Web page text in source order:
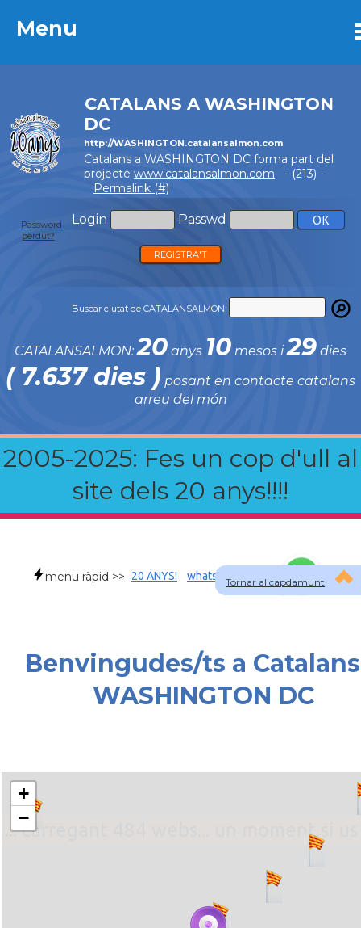
Menu
CATALANS A WASHINGTON
DC
http://WASHINGTON.catalansalmon.com
Catalans a WASHINGTON DC forma part del
projecte www.catalansalmon.com - (213) -
Permalink (#)
Login Passwd
Password
perdut?
REGISTRA'T
Buscar ciutat de CATALANSALMON:
CATALANSALMON:20 anys 10 mesos i29 dies
( 7.637 dies ) posant en contacte catalans
arreu del món
2005-2025: Fes un cop d'ull al
site dels 20 anys!!!!
Menu
Tornar al capdamunt
menu ràpid >> 20 ANYS! whatsapp
Benvingudes/ts a
WASHINGTON DC
... carregant 484 webs... un moment si
+
−